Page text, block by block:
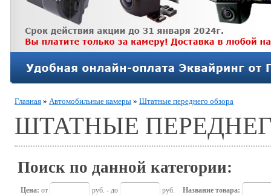
Главная » Автомобильные камеры » Штатные переднего обзора
ШТАТНЫЕ
Поиск по данной категории:
Цена: от руб. - до руб. Название товара: